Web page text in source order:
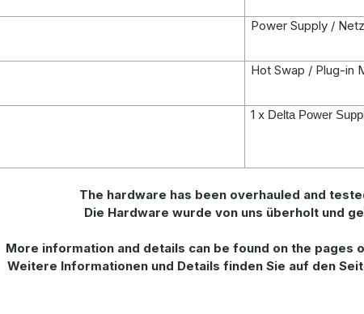
Power Supply /
Hot Swap / Plug-in
1 x Delta Power
The hardware has been overhauled and
Die Hardware wurde von uns überholt und
More information and details can be found on the pages
Weitere Informationen und Details finden Sie auf den